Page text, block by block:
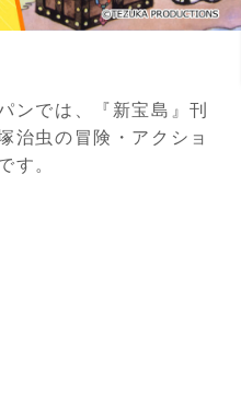
ンでは、『新宝島』刊
治虫の冒険・アクショ
す。